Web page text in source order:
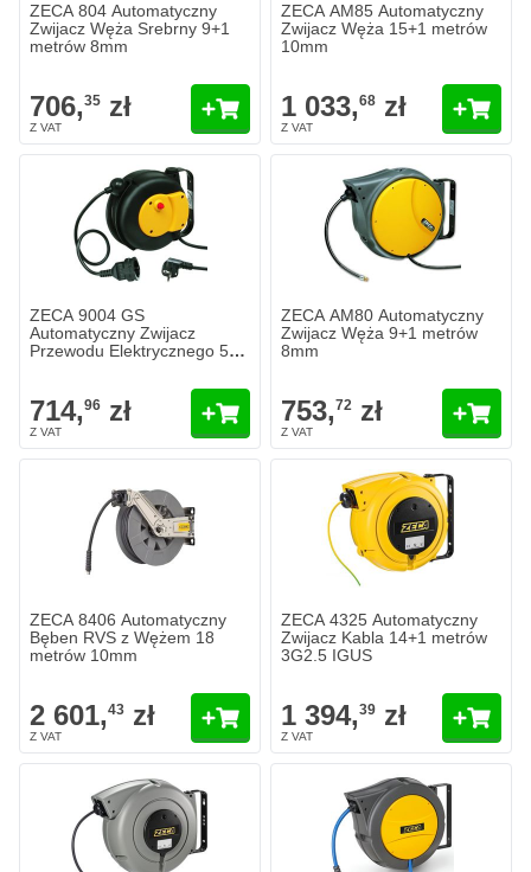
ZECA 804 Automatyczny
Zwijacz Węża Srebrny 9+1
metrów 8mm
706,35 zł
ZECA AM85 Automatyczny
Zwijacz Węża 15+1 metrów
10mm
1 033,68 zł
ZECA 9004 GS
Automatyczny Zwijacz
Przewodu Elektrycznego 5+1
714,96 zł
ZECA AM80 Automatyczny
Zwijacz Węża 9+1 metrów
8mm
753,72 zł
ZECA 8406 Automatyczny
Bęben RVS z Wężem 18
metrów 10mm
2 601,43 zł
ZECA 4325 Automatyczny
Zwijacz Kabla 14+1 metrów
3G2.5 IGUS
1 394,39 zł